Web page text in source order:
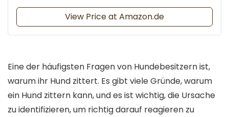
View Price at Amazon.de
Eine der häufigsten Fragen von Hundebesitzern ist,
warum ihr Hund zittert. Es gibt viele Gründe, warum
ein Hund zittern kann, und es ist wichtig, die Ursache
zu identifizieren, um richtig darauf reagieren zu